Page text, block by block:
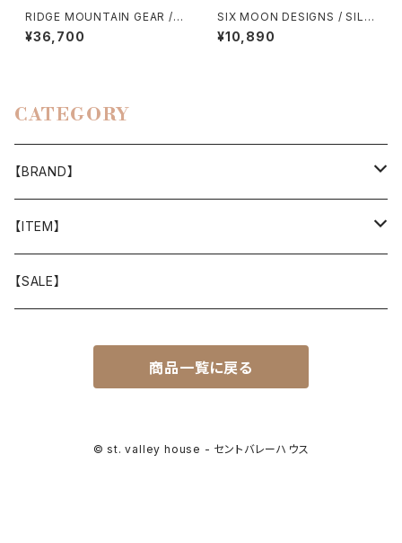
RIDGE MOUNTAIN GEAR /
ONE MILE TRIM
¥36,700
SIX MOON DESIGNS / SILV
ER SHADOW MINI UMBREL
LA
¥10,890
CATEGORY
【BRAND】
山と道
T-SHIRT
迷迭香
Akihiro Wood Works
【ITEM】
WEAR
【SALE】
商品一覧に戻る
© st. valley house - セントバレーハウス